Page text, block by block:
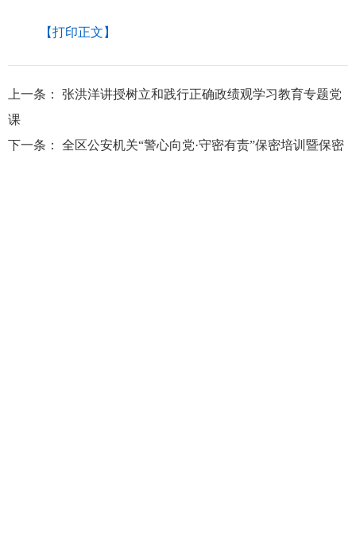
【打印正文】
上一条：
张洪洋讲授树立和践行正确政绩观学习教育专题党
课
下一条：
全区公安机关“警心向党·守密有责”保密培训暨保密